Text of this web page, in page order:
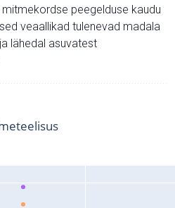
peegelduse kaudu
veaallikad tulenevad madala
lähedal asuvatest